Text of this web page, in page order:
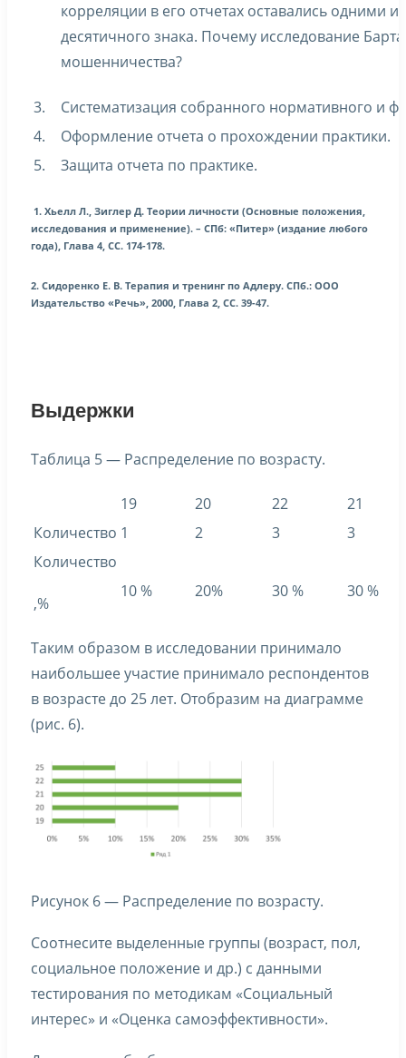
корреляции в его отчетах оставались одними и
десятичного знака. Почему исследование
мошенничества?
3.
Систематизация собранного нормативного и
4.
Оформление отчета о прохождении практики.
5.
Защита отчета по практике.
1. Хьелл Л., Зиглер Д. Теории личности (Основные положения,
исследования и применение). – СПб: «Питер» (издание любого
года), Глава 4, СС. 174-178.
2. Сидоренко Е. В. Терапия и тренинг по Адлеру. СПб.: ООО
Издательство «Речь», 2000, Глава 2, СС. 39-47.
Выдержки
Таблица 5 — Распределение по возрасту.
19 20 22
21
Количество 1 2 3
3
Количество
,%
10 % 20% 30 % 30 %
Таким образом в исследовании принимало
наибольшее участие принимало респондентов
в возрасте до 25 лет. Отобразим на диаграмме
(рис. 6).
Рисунок 6 — Распределение по возрасту.
Соотнесите выделенные группы (возраст, пол,
социальное положение и др.) с данными
тестирования по методикам «Социальный
интерес» и «Оценка самоэффективности».